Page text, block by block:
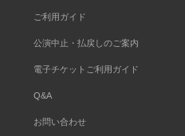
ご利用ガイド
公演中止・払戻しのご案内
電子チケットご利用ガイド
Q&A
お問い合わせ